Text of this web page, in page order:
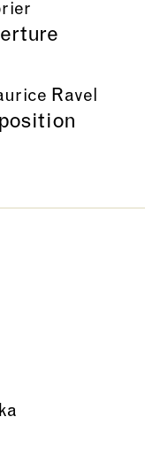
Ravel